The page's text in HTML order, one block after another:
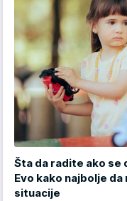
Šta da radite ako se
Evo kako najbolje
situacije